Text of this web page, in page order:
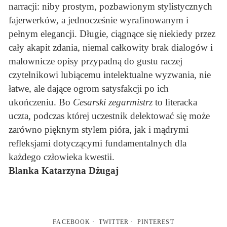
narracji: niby prostym, pozbawionym stylistycznych
fajerwerków, a jednocześnie wyrafinowanym i
pełnym elegancji. Długie, ciągnące się niekiedy przez
cały akapit zdania, niemal całkowity brak dialogów i
malownicze opisy przypadną do gustu raczej
czytelnikowi lubiącemu intelektualne wyzwania, nie
łatwe, ale dające ogrom satysfakcji po ich
ukończeniu. Bo Cesarski zegarmistrzto literacka
uczta, podczas której uczestnik delektować się może
zarówno pięknym stylem pióra, jak i mądrymi
refleksjami dotyczącymi fundamentalnych dla
każdego człowieka kwestii.
Blanka Katarzyna Dżugaj
FACEBOOK TWITTER PINTEREST